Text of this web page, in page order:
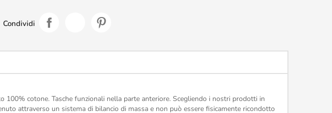
Condividi
cotone. Tasche funzionali nella parte anteriore. Scegliendo i nostri prodotti in
attraverso un sistema di bilancio di massa e non può essere fisicamente ricondotto